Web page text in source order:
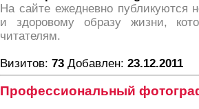
На сайте ежедневно публикуются
и здоровому образу жизни,
читателям.
Визитов: 73 Добавлен: 23.12.2011
Профессиональный